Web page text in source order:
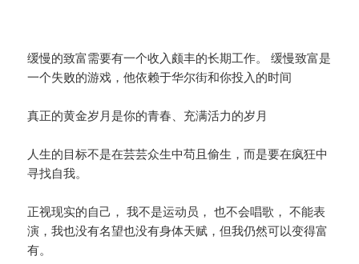
缓慢的致富需要有一个收入颇丰的长期工作。 缓慢致富是
一个失败的游戏，他依赖于华尔街和你投入的时间
真正的黄金岁月是你的青春、充满活力的岁月
人生的目标不是在芸芸众生中苟且偷生，而是要在疯狂中
寻找自我。
正视现实的自己， 我不是运动员， 也不会唱歌， 不能表
演，我也没有名望也没有身体天赋，但我仍然可以变得富
有。